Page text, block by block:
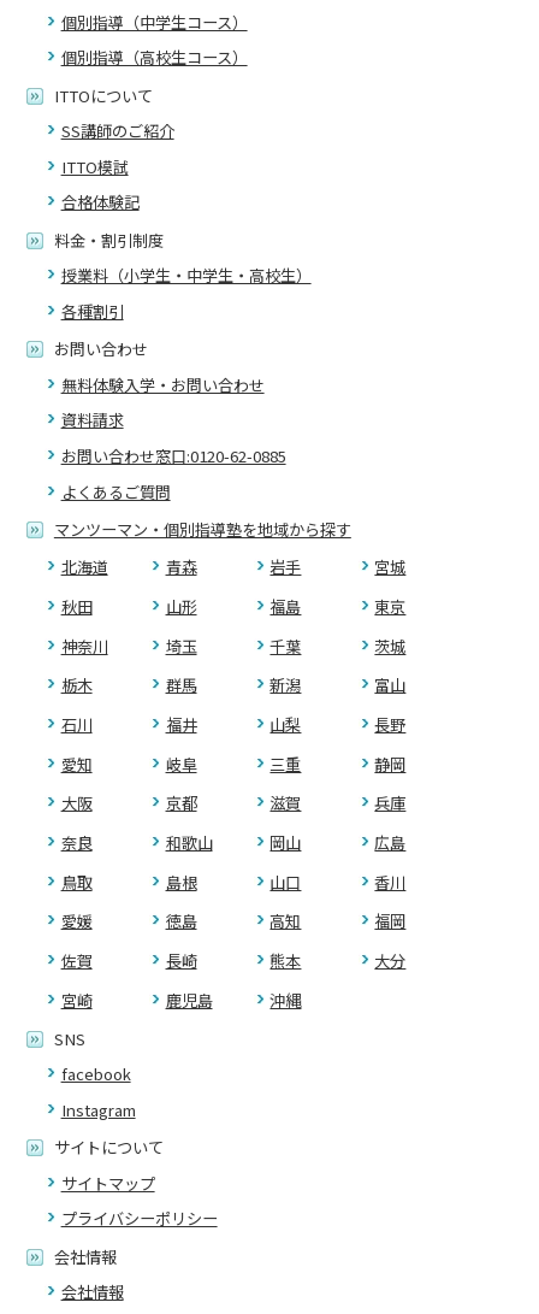
個別指導（中学生コース）
個別指導（高校生コース）
ITTOについて
SS講師のご紹介
ITTO模試
合格体験記
料金・割引制度
授業料（小学生・中学生・高校生）
各種割引
お問い合わせ
無料体験入学・お問い合わせ
資料請求
お問い合わせ窓口:0120-62-0885
よくあるご質問
マンツーマン・個別指導塾を地域から探す
北海道
青森 岩手
宮城
秋田
山形 福島
東京
神奈川
埼玉 千葉
茨城
栃木
群馬 新潟
富山
石川
福井 山梨
長野
愛知
岐阜 三重
静岡
大阪
京都 滋賀
兵庫
奈良
和歌山 岡山
広島
鳥取
島根 山口
香川
愛媛
徳島 高知
福岡
佐賀
長崎 熊本
大分
宮崎
鹿児島
沖縄
SNS
facebook
Instagram
サイトについて
サイトマップ
プライバシーポリシー
会社情報
会社情報